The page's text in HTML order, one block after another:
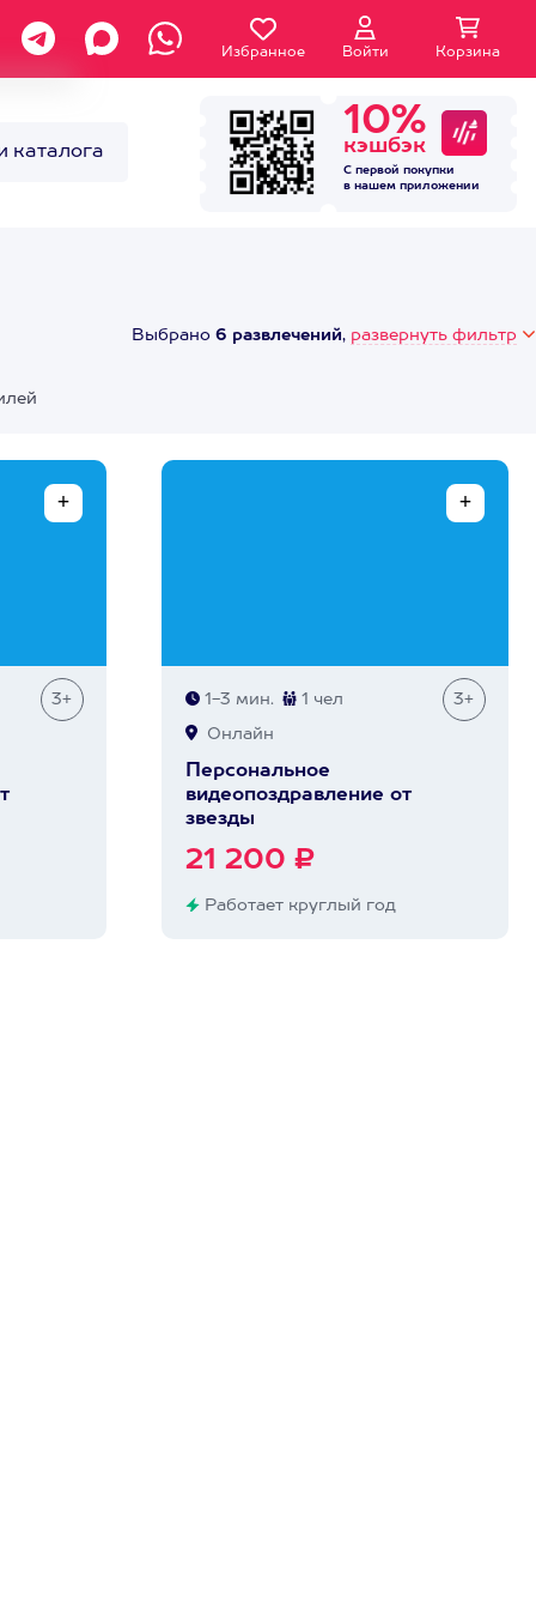
Избранное Войти Корзина
каталога
10%
кэшбэк
С первой покупки
в нашем приложении
Выбрано 6 развлечений, развернуть фильтр
3+ 1-3 мин. 1 чел 3+
Онлайн
Персональное
видеопоздравление от
звезды
21 200 ₽
Работает круглый год